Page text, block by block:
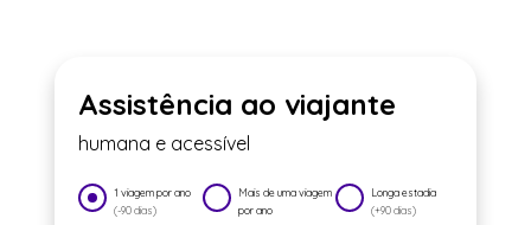
Assistência ao viajante
humana e acessível
1 viagem por ano
(-90 dias)
Mais de uma viagem
por ano
Longa estadia
(+90 dias)